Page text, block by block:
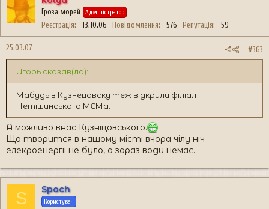
Гроза морей Адміністратор
Реєстрація 13.10.06 Повідомлення 576 Репутація 59
25.03.07 #363
Игорь сказав(ла):
Мабудь в Кузнецовску теж відкрили філіал
Нетішинського МЕМа.
А можливо внас Кузніцовського.
Що творится в нашому місті вчора чілу ніч
елекроенергії не було, а зараз води немає.
S Spoch
Користувач